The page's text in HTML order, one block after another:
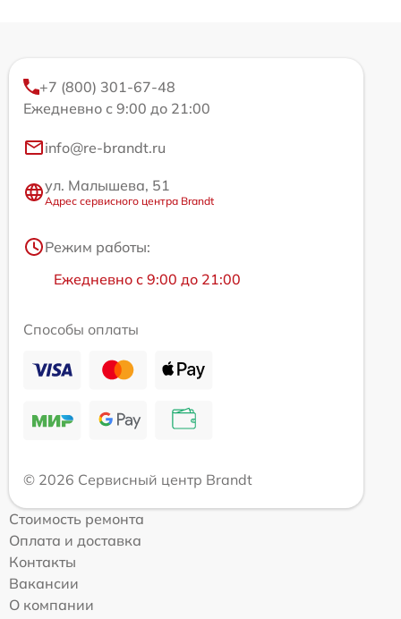
+7 (800) 301-67-48
Ежедневно с 9:00 до 21:00
info@re-brandt.ru
ул. Малышева, 51
Адрес сервисного центра Brandt
Режим работы:
Ежедневно с 9:00 до 21:00
Способы оплаты
© 2026 Сервисный центр Brandt
Стоимость ремонта
Оплата и доставка
Контакты
Вакансии
О компании